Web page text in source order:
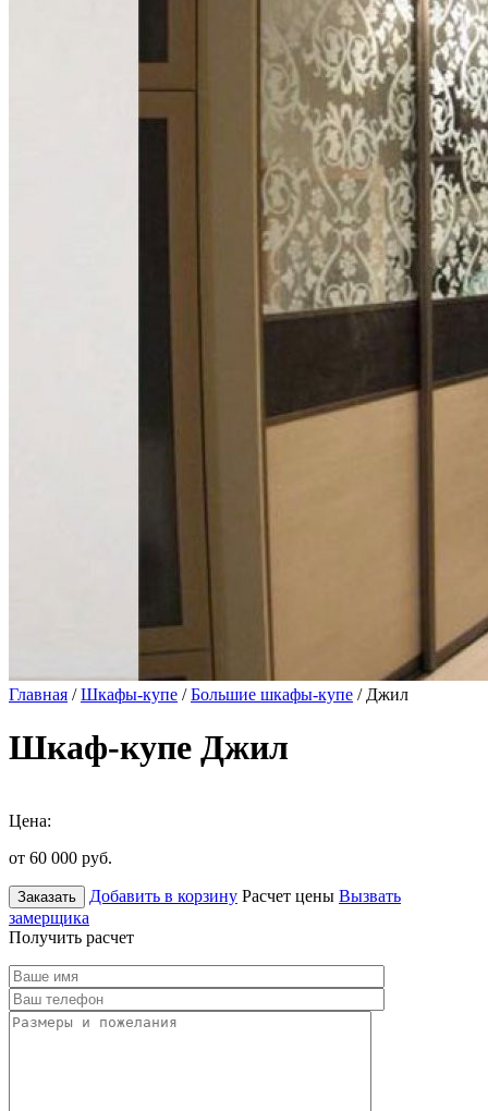
Главная /Шкафы-купе /Большие шкафы-купе / Джил
Шкаф-купе Джил
Цена:
от 60 000 руб.
Заказать Добавить в корзину Расчет цены Вызвать
замерщика
Получить расчет